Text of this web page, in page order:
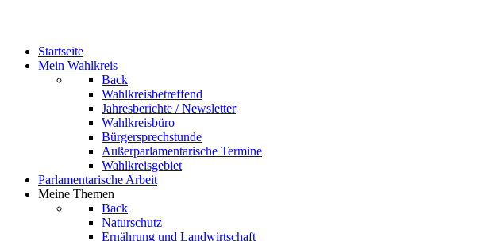
Startseite
Mein Wahlkreis
Back
Wahlkreisbetreffend
Jahresberichte / Newsletter
Wahlkreisbüro
Bürgersprechstunde
Außerparlamentarische Termine
Wahlkreisgebiet
Parlamentarische Arbeit
Meine Themen
Back
Naturschutz
Ernährung und Landwirtschaft